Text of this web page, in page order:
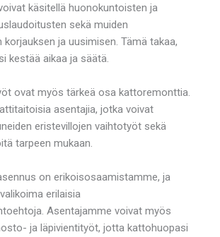
käsitellä huonokuntoisten ja
sekä muiden
korjauksen ja uusimisen. Tämä takaa,
kestää aikaa ja säätä.
ovat myös tärkeä osa kattoremonttia.
asentajia, jotka voivat
eristevillojen vaihtotyöt sekä
tarpeen mukaan.
on erikoisosaamistamme, ja
erilaisia
Asentajamme voivat myös
ja läpivientityöt, jotta kattohuopasi